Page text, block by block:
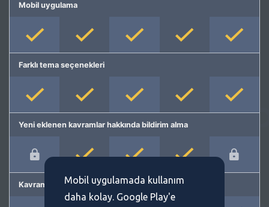
Mobil uygulama
Farklı tema seçenekleri
Yeni eklenen kavramlar hakkında bildirim alma
Kavram önermeMobil uygulamada kullanım
daha kolay. Google Play'e